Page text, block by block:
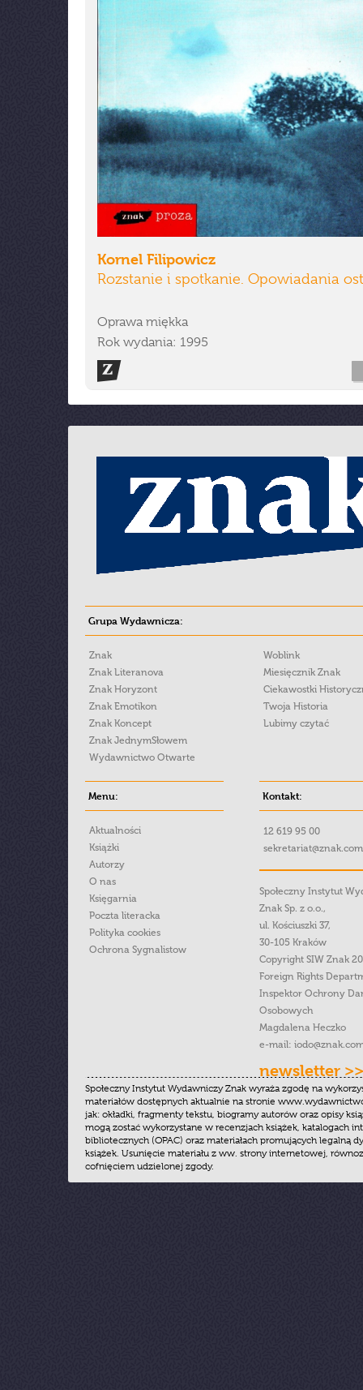
Kornel Filipowicz
Rozstanie i spotkanie. Opowiadania
Oprawa miękka
Rok wydania: 1995
Grupa Wydawnicza:
Znak
Znak Literanova
Znak Horyzont
Znak Emotikon
Znak Koncept
Znak JednymSłowem
Wydawnictwo Otwarte
Woblink
Miesięcznik Znak
Ciekawostki
Twoja Historia
Lubimy czytać
Menu:
Aktualności
Książki
Autorzy
O nas
Księgarnia
Poczta literacka
Polityka cookies
Ochrona Sygnalistow
Kontakt:
12 619 95 00
Społeczny Instytut
Znak Sp. z o.o.,
ul. Kościuszki 37,
30-105 Kraków
Copyright SIW Znak
Foreign Rights
Inspektor Ochrony
Osobowych
Magdalena Heczko
e-mail:
newsletter >>
Społeczny Instytut Wydawniczy Znak wyraża zgodę na
materiałów dostępnych aktualnie na stronie
jak: okładki, fragmenty tekstu, biogramy autorów oraz opisy
mogą zostać wykorzystane w recenzjach książek, katalogach
bibliotecznych (OPAC) oraz materiałach promujących legalną
książek. Usunięcie materiału z ww. strony internetowej,
cofnięciem udzielonej zgody.